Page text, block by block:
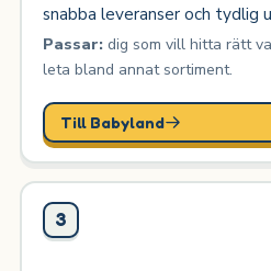
snabba leveranser och tydlig
Passar:dig som vill hitta rätt
leta bland annat sortiment.
Till Babyland
3